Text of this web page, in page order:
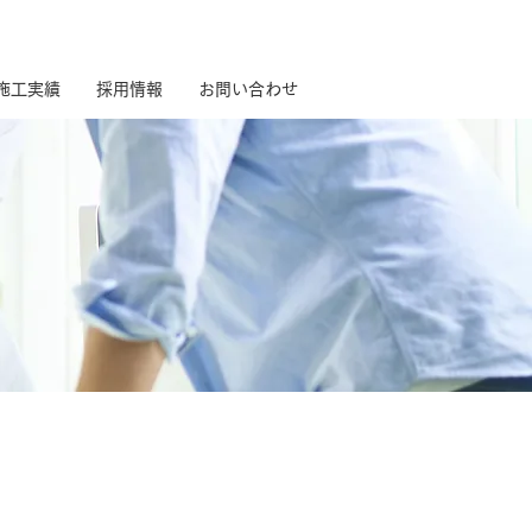
工実績 採用情報 お問い合わせ